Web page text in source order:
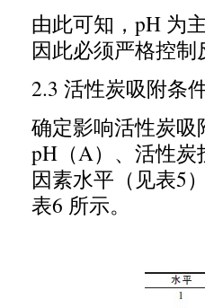
由此可知， pH 为
因此必须严格控制
2.3 活性炭吸附条
确定影响活性炭
pH （A）、活性炭
因素水平（见表5
表6 所示。